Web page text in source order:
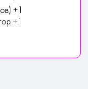
+1
+1